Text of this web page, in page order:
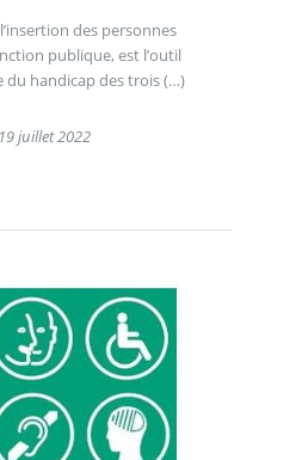
des personnes
publique, est l’outil
du handicap des trois (…)
juillet 2022